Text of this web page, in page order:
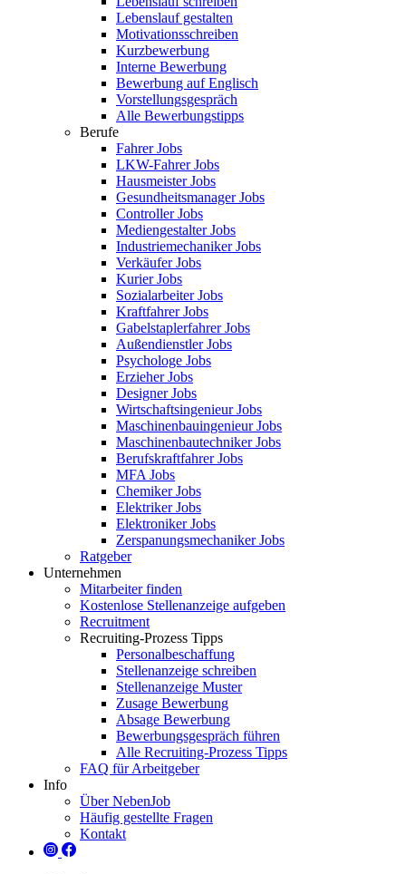
Lebenslauf gestalten
Motivationsschreiben
Kurzbewerbung
Interne Bewerbung
Bewerbung auf Englisch
Vorstellungsgespräch
Alle Bewerbungstipps
Berufe
Fahrer Jobs
LKW-Fahrer Jobs
Hausmeister Jobs
Gesundheitsmanager Jobs
Controller Jobs
Mediengestalter Jobs
Industriemechaniker Jobs
Verkäufer Jobs
Kurier Jobs
Sozialarbeiter Jobs
Kraftfahrer Jobs
Gabelstaplerfahrer Jobs
Außendienstler Jobs
Psychologe Jobs
Erzieher Jobs
Designer Jobs
Wirtschaftsingenieur Jobs
Maschinenbauingenieur Jobs
Maschinenbautechniker Jobs
Berufskraftfahrer Jobs
MFA Jobs
Chemiker Jobs
Elektriker Jobs
Elektroniker Jobs
Zerspanungsmechaniker Jobs
Ratgeber
Unternehmen
Mitarbeiter finden
Kostenlose Stellenanzeige aufgeben
Recruitment
Recruiting-Prozess Tipps
Personalbeschaffung
Stellenanzeige schreiben
Stellenanzeige Muster
Zusage Bewerbung
Absage Bewerbung
Bewerbungsgespräch führen
Alle Recruiting-Prozess Tipps
FAQ für Arbeitgeber
Info
Über NebenJob
Häufig gestellte Fragen
Kontakt